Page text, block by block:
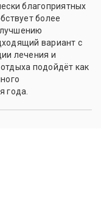
благоприятных
более
вариант с
лечения и
подойдёт как
года.